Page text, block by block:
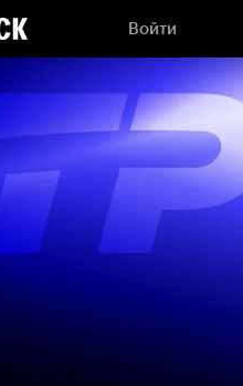
Войти